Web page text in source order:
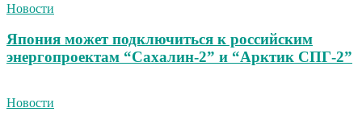
Новости
Япония может подключиться к российским
энергопроектам “Сахалин-2” и “Арктик СПГ-2”
Новости